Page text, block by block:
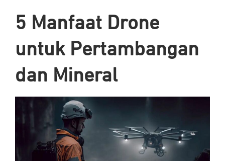
5 Manfaat Drone
untuk Pertambangan
dan Mineral